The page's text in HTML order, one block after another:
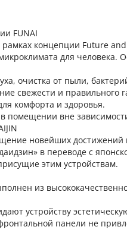
FUNAI
концепции Future
для человека.
очистка от пыли,
свежести и правильного
комфорта и здоровья.
помещении вне
новейших достижений
в переводе с
этим устройствам.
из
устройству
панели не